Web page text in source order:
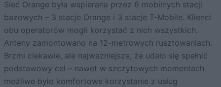
Sieć Orange była wspierana przez 6 mobilnych stacji
bazowych – 3 stacje Orange i 3 stacje T-Mobile. Klienci
obu operatorów mogli korzystać z nich wszystkich.
Anteny zamontowano na 12-metrowych rusztowaniach.
Brzmi ciekawie, ale najważniejsze, że udało się spełnić
podstawowy cel – nawet w szczytowych momentach
możliwe było komfortowe korzystanie z usług